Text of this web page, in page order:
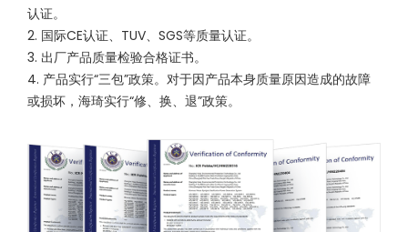
认证。
2. 国际CE认证、TUV、SGS等质量认证。
3. 出厂产品质量检验合格证书。
4. 产品实行“三包”政策。对于因产品本身质量原因造成的故障
或损坏，海琦实行“修、换、退”政策。